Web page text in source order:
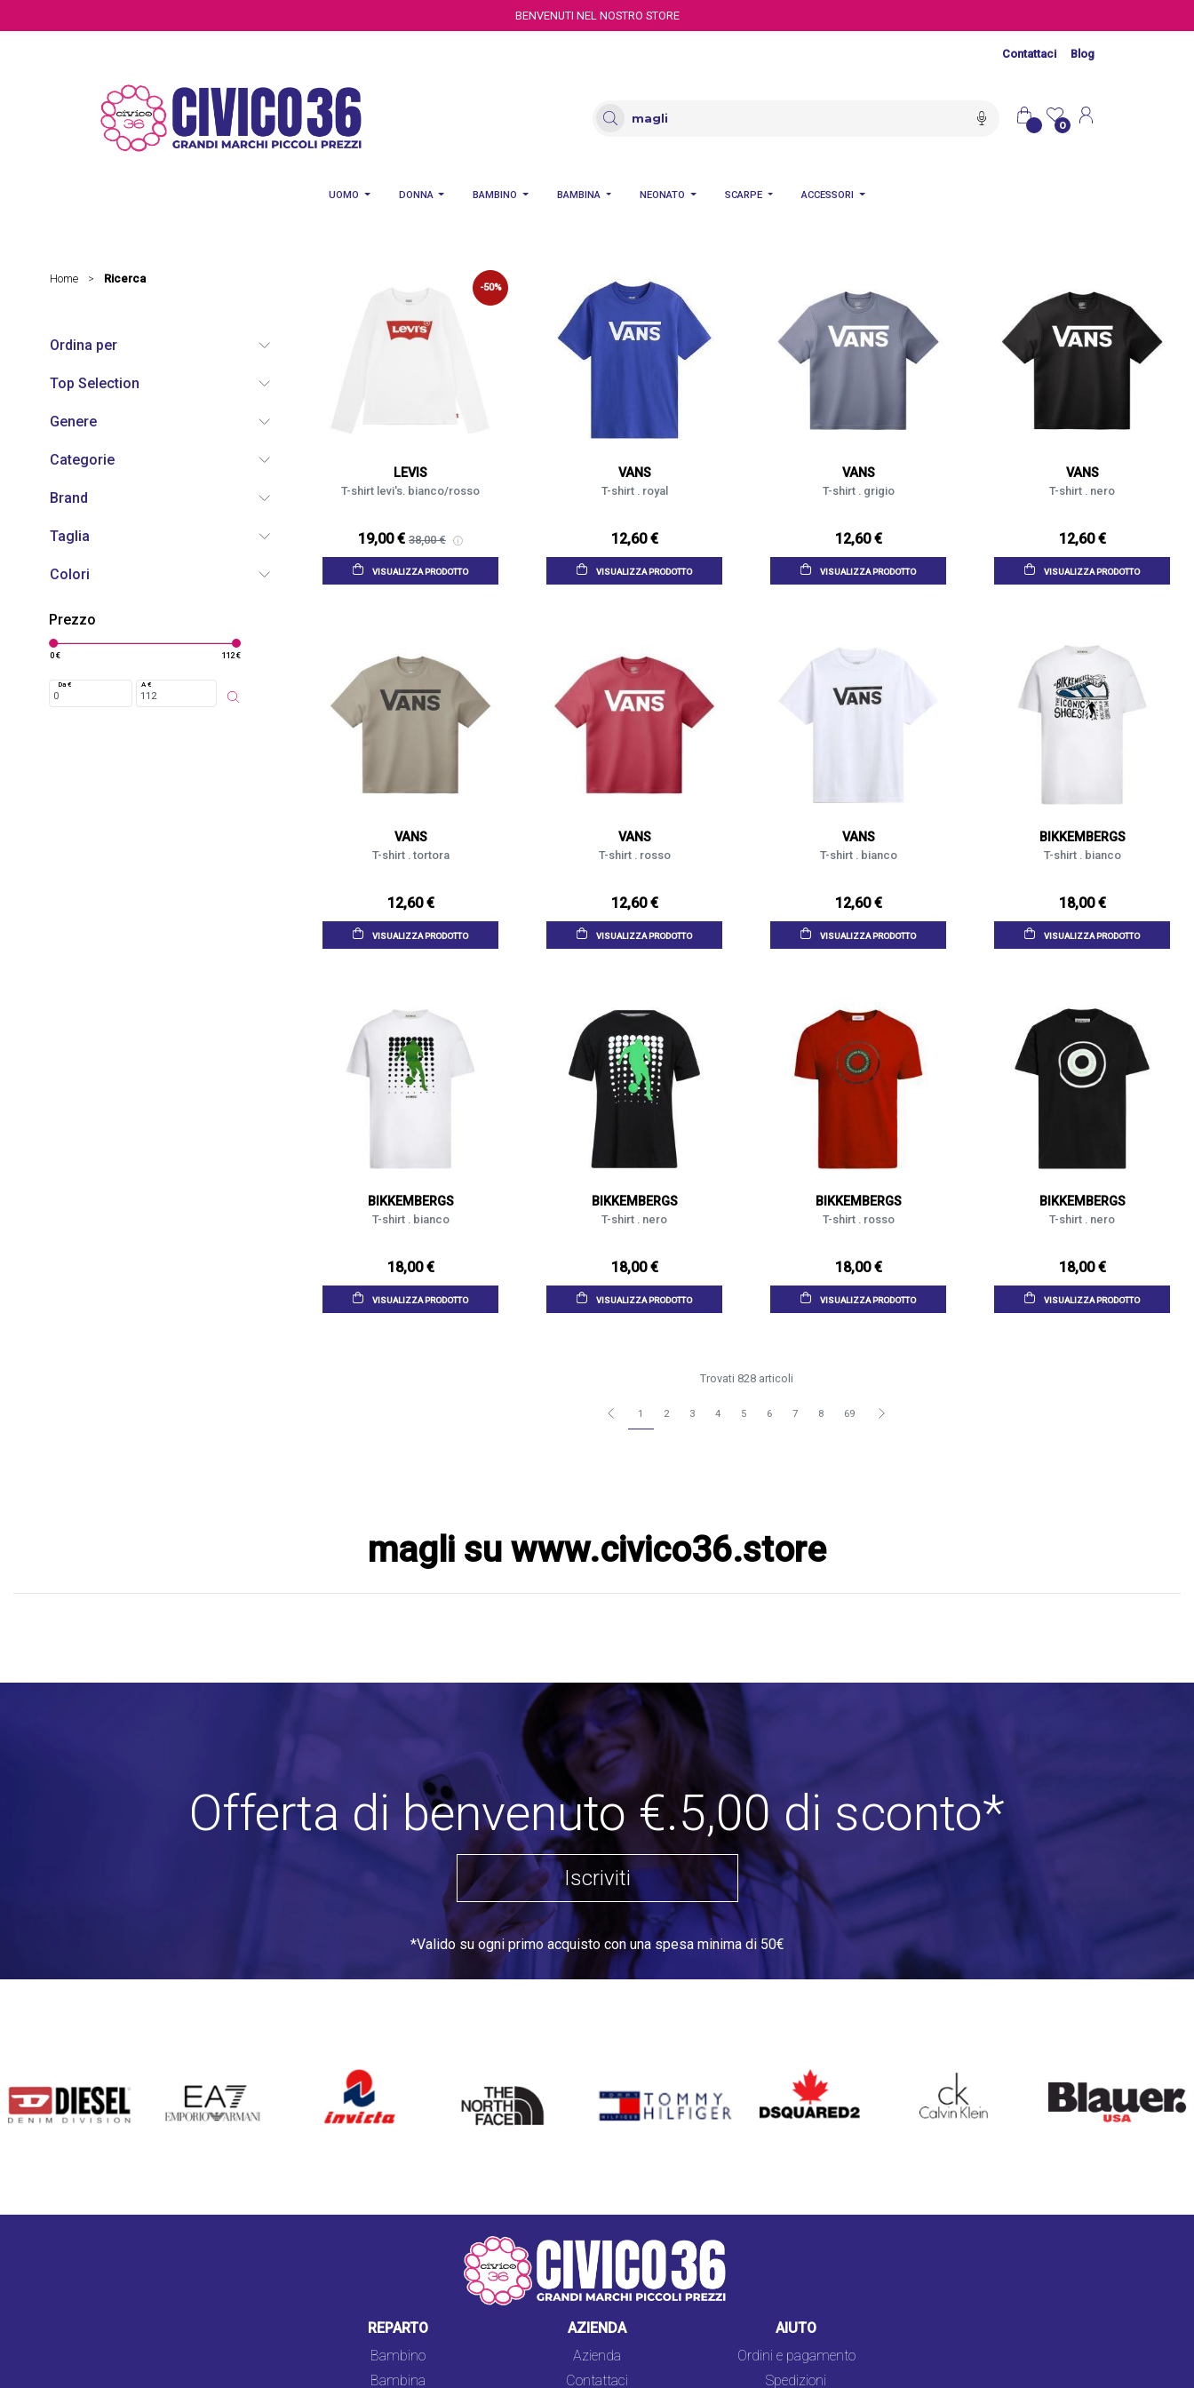
BENVENUTI NEL NOSTRO STORE
Contattaci Blog
0
UOMO DONNA BAMBINO BAMBINA NEONATO SCARPE ACCESSORI
Home > Ricerca
Ordina per
Top Selection
Genere
Categorie
Brand
Taglia
Colori
Prezzo
0 € 112 €
Da € A €
-50%
LEVIS
T-shirt levi's. bianco/rosso
19,00 € 38,00 €
VISUALIZZA PRODOTTO
VANS
T-shirt . royal
12,60 €
VISUALIZZA PRODOTTO
VANS
T-shirt . grigio
12,60 €
VISUALIZZA PRODOTTO
VANS
T-shirt . nero
12,60 €
VISUALIZZA PRODOTTO
VANS
T-shirt . tortora
12,60 €
VISUALIZZA PRODOTTO
VANS
T-shirt . rosso
12,60 €
VISUALIZZA PRODOTTO
VANS
T-shirt . bianco
12,60 €
VISUALIZZA PRODOTTO
BIKKEMBERGS
T-shirt . bianco
18,00 €
VISUALIZZA PRODOTTO
BIKKEMBERGS
T-shirt . bianco
18,00 €
VISUALIZZA PRODOTTO
BIKKEMBERGS
T-shirt . nero
18,00 €
VISUALIZZA PRODOTTO
BIKKEMBERGS
T-shirt . rosso
18,00 €
VISUALIZZA PRODOTTO
BIKKEMBERGS
T-shirt . nero
18,00 €
VISUALIZZA PRODOTTO
Trovati 828 articoli
1 2 3 4 5 6 7 8 69
magli su www.civico36.store
Offerta di benvenuto €.5,00 di sconto*
Iscriviti
*Valido su ogni primo acquisto con una spesa minima di 50€
INVICTA
NORTH
FACE
DSQUARED2 CALVIN KLEIN
REPARTO
Bambino
Bambina
AZIENDA
Azienda
Contattaci
AIUTO
Ordini e pagamento
Spedizioni